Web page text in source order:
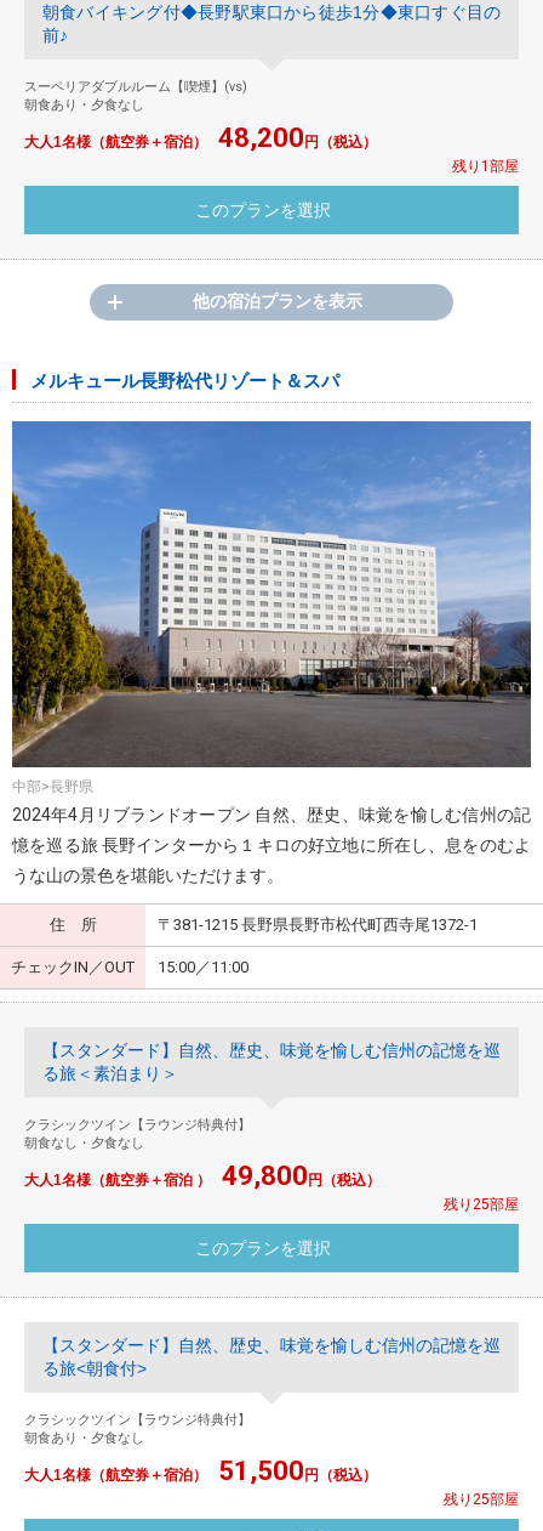
朝食バイキング付◆長野駅東口から徒歩1分◆東口すぐ目の
前♪
スーペリアダブルルーム【喫煙】(vs)
朝食あり・夕食なし
大人1名様（航空券＋宿泊） 48,200円（税込）
残り1部屋
他の宿泊プランを表示
メルキュール長野松代リゾート＆スパ
中部>長野県
2024年4月リブランドオープン 自然、歴史、味覚を愉しむ信州の記
憶を巡る旅 長野インターから１キロの好立地に所在し、息をのむよ
うな山の景色を堪能いただけます。
住 所 〒381-1215 長野県長野市松代町西寺尾1372-1
チェックIN／OUT 15:00／11:00
【スタンダード】自然、歴史、味覚を愉しむ信州の記憶を巡
る旅＜素泊まり＞
クラシックツイン【ラウンジ特典付】
朝食なし・夕食なし
大人1名様（航空券＋宿泊 ） 49,800円（税込）
残り25部屋
【スタンダード】自然、歴史、味覚を愉しむ信州の記憶を巡
る旅<朝食付>
クラシックツイン【ラウンジ特典付】
朝食あり・夕食なし
大人1名様（航空券＋宿泊） 51,500円（税込）
残り25部屋